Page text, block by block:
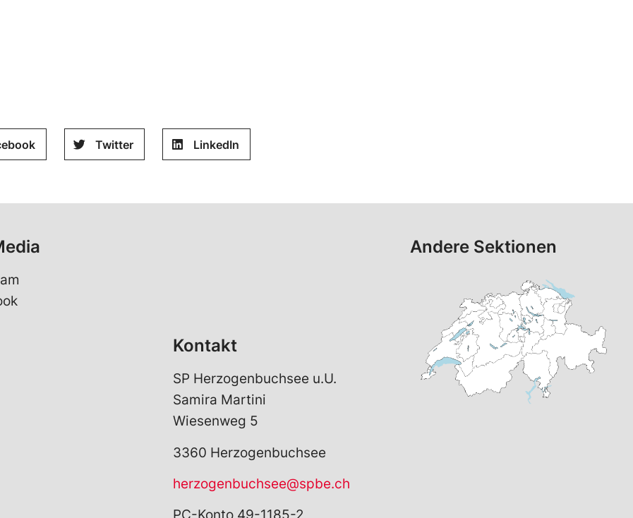
Twitter LinkedIn
Kontakt
SP Herzogenbuchsee u.U.
Samira Martini
Wiesenweg 5
3360 Herzogenbuchsee
herzogenbuchsee@spbe.ch
Andere Sektionen